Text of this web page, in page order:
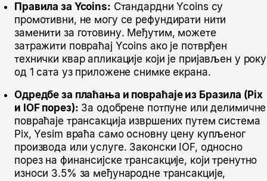
Правила за Ycoins: Стандардни Ycoins су
промотивни, не могу се рефундирати нити
заменити за готовину. Међутим, можете
затражити повраћај Ycoins ако је потврђен
технички квар апликације који је пријављен у року
од 1 сата уз приложене снимке екрана.
Одредбе за плаћања и повраћаје из Бразила (Pix
и IOF порез): За одобрене потпуне или делимичне
повраћаје трансакција извршених путем система
Pix, Yesim враћа само основну цену купљеног
производа или услуге. Законски IOF, односно
порез на финансијске трансакције, који тренутно
износи 3.5% за међународне трансакције,